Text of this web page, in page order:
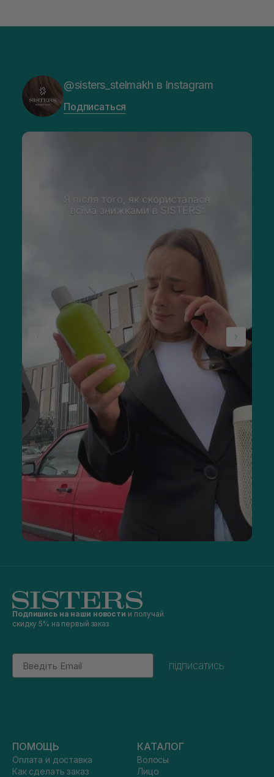
на более мягкие формулы. Если важнее именно ощущение
Купить ополаскиватель для рта от G.U.M в
интернет-магазине SISTERS
ежедневного ухода, если хочется поддерживать чистоту,
@sisters_stelmakh в Instagram
Подписаться
Подпишись на наши новости и получай
скидку 5% на первый заказ
Email
підписатись
ПОМОЩЬ
Оплата и доставка
Как сделать заказ
КАТАЛОГ
Волосы
Лицо